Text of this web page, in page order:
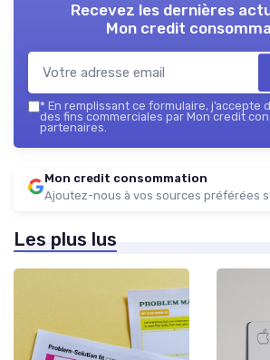
Recevez les dernières
Mon credit
* En remplissant ce formulaire, j’accepte
des fins commerciales par Mon credit
partenaires.
Mon credit consommation
Ajoutez-nous à vos sources préférées
Les plus lus